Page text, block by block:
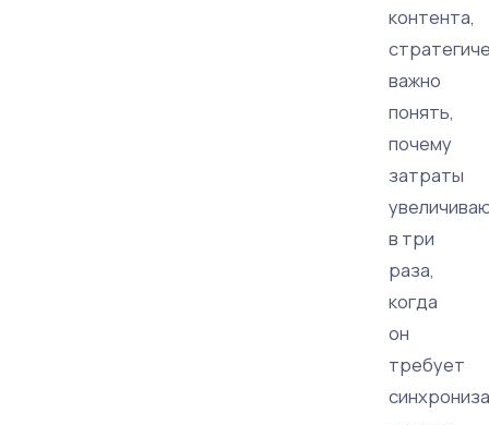
контента,
важно
понять,
почему
затраты
в три
раза,
когда
он
требует